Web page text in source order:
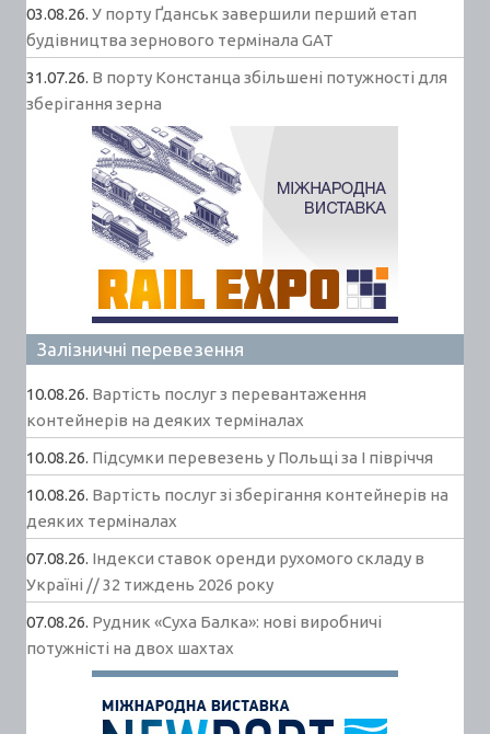
03.08.26. У порту Ґданськ завершили перший етап
будівництва зернового термінала GAT
31.07.26. В порту Констанца збільшені потужності для
зберігання зерна
Залізничні перевезення
10.08.26. Вартість послуг з перевантаження
контейнерів на деяких терміналах
10.08.26. Підсумки перевезень у Польщі за І півріччя
10.08.26. Вартість послуг зі зберігання контейнерів на
деяких терміналах
07.08.26. Індекси ставок оренди рухомого складу в
Україні // 32 тиждень 2026 року
07.08.26. Рудник «Суха Балка»: нові виробничі
потужністі на двох шахтах